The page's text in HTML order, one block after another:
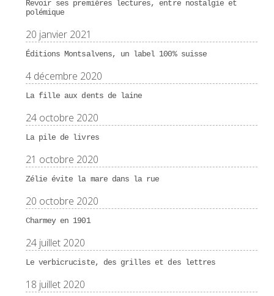
Revoir ses premières lectures, entre nostalgie et
polémique
20 janvier 2021
Éditions Montsalvens, un label 100% suisse
4 décembre 2020
La fille aux dents de laine
24 octobre 2020
La pile de livres
21 octobre 2020
Zélie évite la mare dans la rue
20 octobre 2020
Charmey en 1901
24 juillet 2020
Le verbicruciste, des grilles et des lettres
18 juillet 2020